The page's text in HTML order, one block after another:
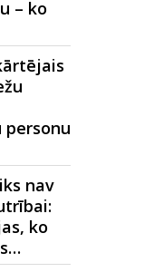
– ko
personu
nav
ko